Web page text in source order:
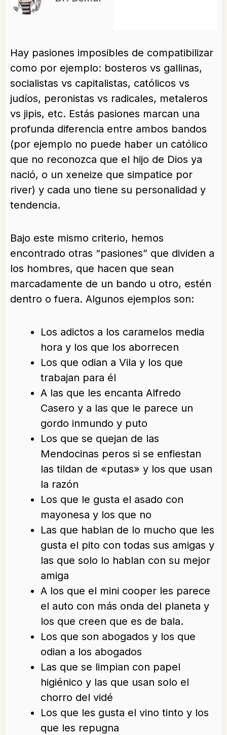
Hay pasiones imposibles de compatibilizar
como por ejemplo: bosteros vs gallinas,
socialistas vs capitalistas, católicos vs
judíos, peronistas vs radicales, metaleros
vs jipis, etc. Estás pasiones marcan una
profunda diferencia entre ambos bandos
(por ejemplo no puede haber un católico
que no reconozca que el hijo de Dios ya
nació, o un xeneize que simpatice por
river) y cada uno tiene su personalidad y
tendencia.
Bajo este mismo criterio, hemos
encontrado otras “pasiones” que dividen a
los hombres, que hacen que sean
marcadamente de un bando u otro, estén
dentro o fuera. Algunos ejemplos son:
Los adictos a los caramelos media
hora y los que los aborrecen
Los que odian a Vila y los que
trabajan para él
A las que les encanta Alfredo
Casero y a las que le parece un
gordo inmundo y puto
Los que se quejan de las
Mendocinas peros si se enfiestan
las tildan de «putas» y los que usan
la razón
Los que le gusta el asado con
mayonesa y los que no
Las que hablan de lo mucho que les
gusta el pito con todas sus amigas y
las que solo lo hablan con su mejor
amiga
A los que el mini cooper les parece
el auto con más onda del planeta y
los que creen que es de bala.
Los que son abogados y los que
odian a los abogados
Las que se limpian con papel
higiénico y las que usan solo el
chorro del vidé
Los que les gusta el vino tinto y los
que les repugna